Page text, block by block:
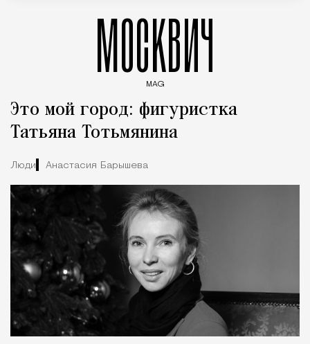
МОСКВИЧ
MAG
Это мой город: фигуристка
Татьяна Тотьмянина
Люди Анастасия Барышева